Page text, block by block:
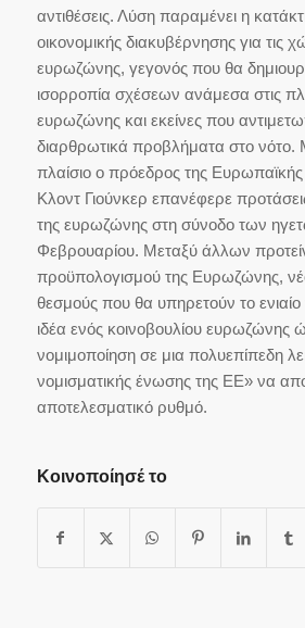
αντιθέσεις. Λύση παραμένει η
οικονομικής διακυβέρνησης για τις
ευρωζώνης, γεγονός που θα
ισορροπία σχέσεων ανάμεσα στις
ευρωζώνης και εκείνες που
διαρθρωτικά προβλήματα στο νότο.
πλαίσιο ο πρόεδρος της
Κλοντ Γιούνκερ επανέφερε
της ευρωζώνης στη σύνοδο των
Φεβρουαρίου. Μεταξύ άλλων
προϋπολογισμού της Ευρωζώνης,
θεσμούς που θα υπηρετούν το
ιδέα ενός κοινοβουλίου ευρωζώνης
νομιμοποίηση σε μια πολυεπίπεδη
νομισματικής ένωσης της ΕΕ» να
αποτελεσματικό ρυθμό.
Κοινοποίησέ το